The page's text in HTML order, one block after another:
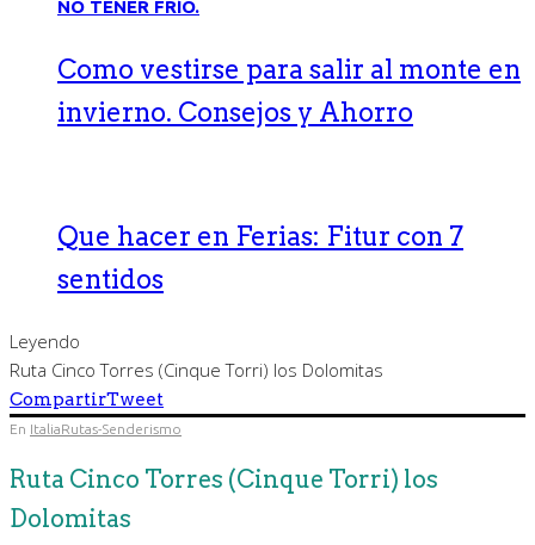
Como vestirse para salir al monte en
invierno. Consejos y Ahorro
Que hacer en Ferias: Fitur con 7
sentidos
Leyendo
Ruta Cinco Torres (Cinque Torri) los Dolomitas
CompartirTweet
En ItaliaRutas-Senderismo
Ruta Cinco Torres (Cinque Torri) los
Dolomitas